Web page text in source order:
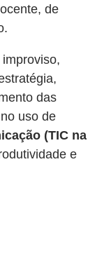
de
das
uso de
(TIC na
e